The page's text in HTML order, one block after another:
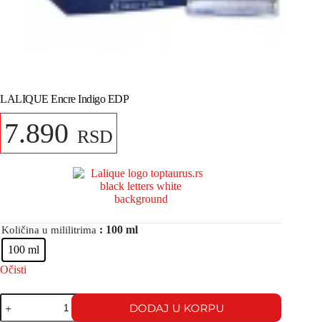
LALIQUE Encre Indigo EDP
7.890 RSD
Količina u mililitrima : 100 ml
100 ml
Očisti
DODAJ U KORPU